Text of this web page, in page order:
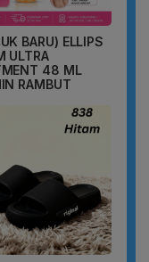
BARU) ELLIPS
ULTRA
48 ML
RAMBUT